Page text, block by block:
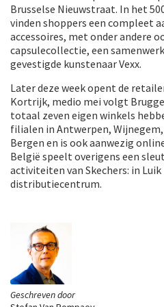
Geschreven door
Brusselse Nieuwstraat. In het
vinden shoppers een compleet
accessoires, met onder andere
capsulecollectie, een
gevestigde kunstenaar Vexx.
Later deze week opent de
Kortrijk, medio mei volgt
totaal zeven eigen winkels
filialen in Antwerpen,
Bergen en is ook aanwezig
België speelt overigens een
activiteiten van Skechers: in
distributiecentrum.